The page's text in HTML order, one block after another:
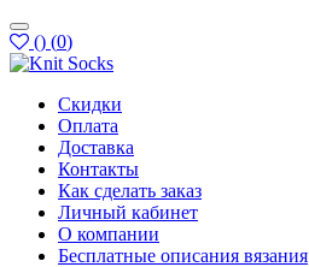
() (0)
Скидки
Оплата
Доставка
Контакты
Как сделать заказ
Личный кабинет
О компании
Бесплатные описания вязания